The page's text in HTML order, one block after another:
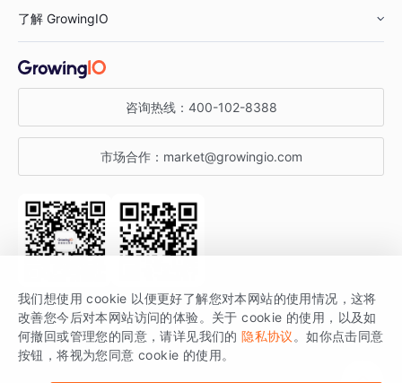
汽车行业
金融行业
智能运营
获客分析
增长公开课
增长博客
开发者文档
SDK 文档
场景指南
了解 GrowingIO
关于 GrowingIO
增长大会
行业活动
咨询热线： 400-102-8388
市场合作： market@growingio.com
关注公众号 获取更多干货
GrowingIO 是专注于数据智能分析与增长的品牌，核心平台为 GrowingIO
分析云。
我们想使用 cookie 以便更好了解您对本网站的使用情况，这将
改善您今后对本网站访问的体验。关于 cookie 的使用，以及如
何撤回或管理您的同意，请详见我们的 隐私协议 。如你点击同意
按钮，将视为您同意 cookie 的使用。